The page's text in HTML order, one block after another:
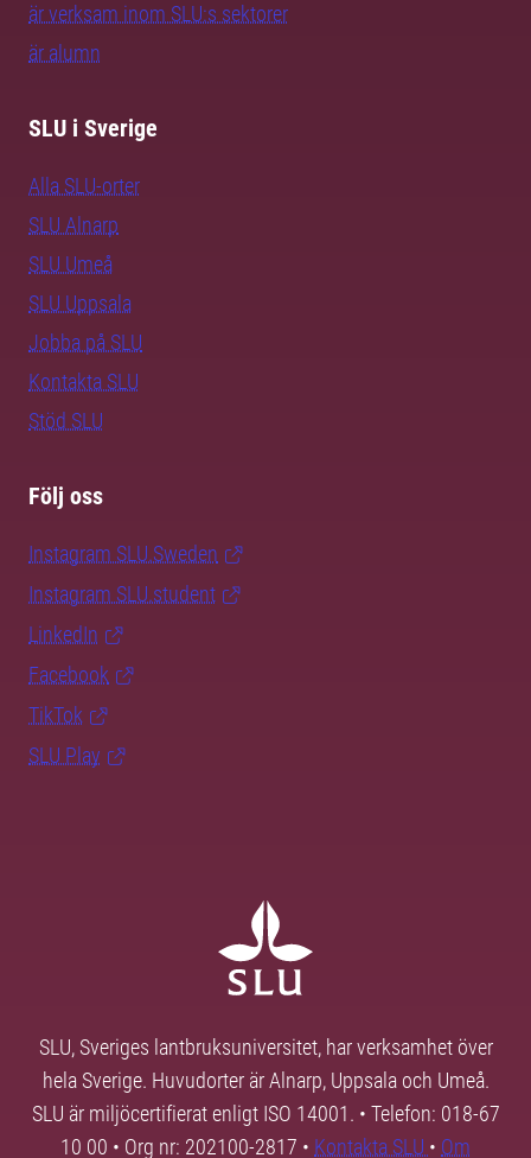
är verksam inom SLU:s sektorer
är alumn
SLU i Sverige
Alla SLU-orter
SLU Alnarp
SLU Umeå
SLU Uppsala
Jobba på SLU
Kontakta SLU
Stöd SLU
Följ oss
Instagram SLU.Sweden
Instagram SLU.student
LinkedIn
Facebook
TikTok
SLU Play
SLU, Sveriges lantbruksuniversitet, har verksamhet över
hela Sverige. Huvudorter är Alnarp, Uppsala och Umeå.
SLU är miljöcertifierat enligt ISO 14001. • Telefon: 018-67
10 00 • Org nr: 202100-2817 • Kontakta SLU • Om